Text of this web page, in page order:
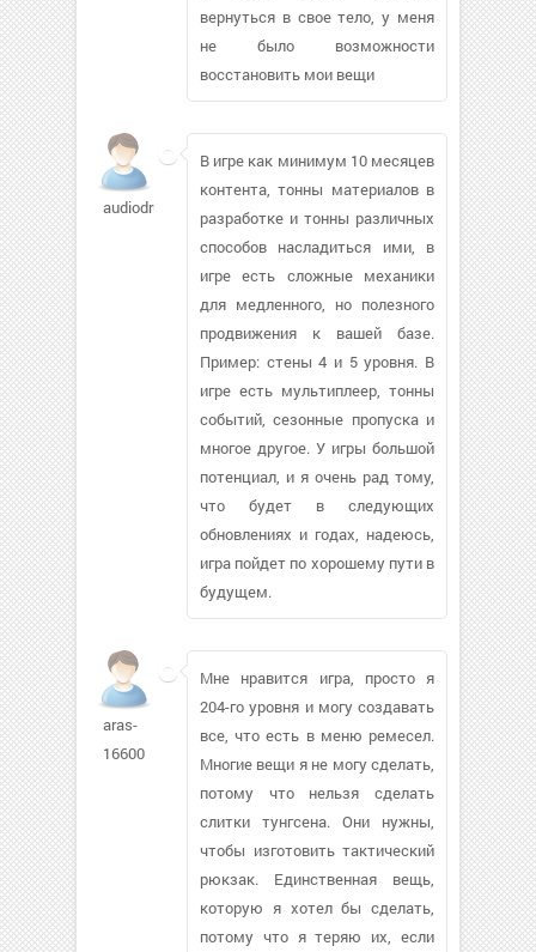
вернуться в свое тело, у меня
не было возможности
восстановить мои вещи
audiodrugs964
В игре как минимум 10 месяцев
контента, тонны материалов в
разработке и тонны различных
способов насладиться ими, в
игре есть сложные механики
для медленного, но полезного
продвижения к вашей базе.
Пример: стены 4 и 5 уровня. В
игре есть мультиплеер, тонны
событий, сезонные пропуска и
многое другое. У игры большой
потенциал, и я очень рад тому,
что будет в следующих
обновлениях и годах, надеюсь,
игра пойдет по хорошему пути в
будущем.
aras-
16600
Мне нравится игра, просто я
204-го уровня и могу создавать
все, что есть в меню ремесел.
Многие вещи я не могу сделать,
потому что нельзя сделать
слитки тунгсена. Они нужны,
чтобы изготовить тактический
рюкзак. Единственная вещь,
которую я хотел бы сделать,
потому что я теряю их, если